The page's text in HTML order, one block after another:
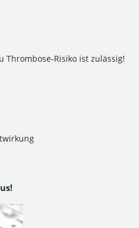
Thrombose-Risiko ist zulässig!